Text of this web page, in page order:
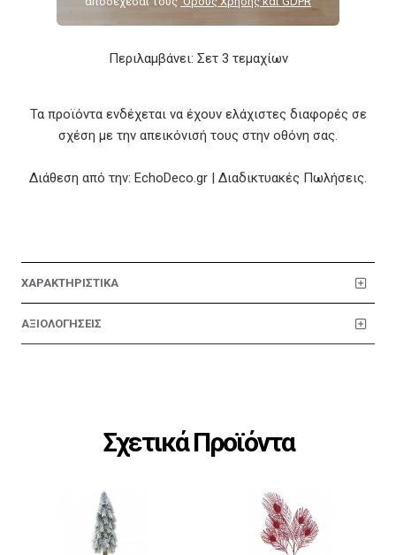
Στυλ: Tropical glam, μοντέρνο, παιχνιδιάρικο
Περιλαμβάνει: Σετ 3 τεμαχίων
Τα προϊόντα ενδέχεται να έχουν ελάχιστες διαφορές σε
σχέση με την απεικόνισή τους στην οθόνη σας.
Διάθεση από την: EchoDeco.gr | Διαδικτυακές Πωλήσεις.
ΧΑΡΑΚΤΗΡΙΣΤΙΚΑ
ΑΞΙΟΛΟΓΗΣΕΙΣ
Σχετικά Προϊόντα